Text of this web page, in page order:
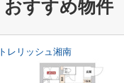
おすすめ物件
トレリッシュ湘南